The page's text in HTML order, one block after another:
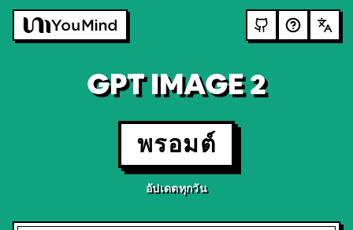
GPT IMAGE 2
พรอมต์
อัปเดตทุกวัน